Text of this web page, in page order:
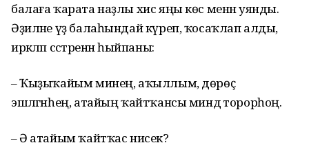
балаға ҡарата наҙлы хис яңы көс менән уянды.
Әҙиләне үҙ балаһындай күреп, ҡосаҡлап алды,
иркәләп сәстәренән һыйпаны:
– Ҡыҙыҡайым минең, аҡыллым, дөрөҫ
эшләгәнһең, атайың ҡайтҡансы миндә торорһоң.
– Ә атайым ҡайтҡас нисек?